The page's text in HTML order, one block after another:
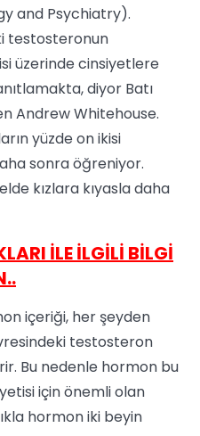
and Psychiatry).
testosteronun
üzerinde cinsiyetlere
diyor Batı
Andrew Whitehouse.
yüzde on ikisi
sonra öğreniyor.
kızlara kıyasla daha
İLE İLGİLİ BİLGİ
içeriği, her şeyden
testosteron
Bu nedenle hormon bu
için önemli olan
hormon iki beyin